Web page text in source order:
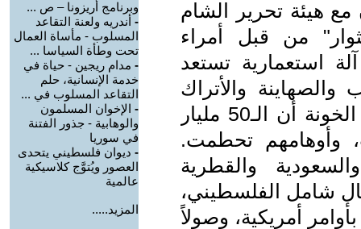
هيئة تحرير الشام
من قبل أمراء
استعمارية تستعد
والأتراك
وملوك الخليج كالنسور، سيجد هؤلاء الخونة أن الـ50 مليار
وأوهامهم تحطمت.
والقطرية
شامل الفلسطيني،
أمريكية، وصولاً
وبرنامج أريزونا – ص ...
- أندريه ولعنة التقاعد
المسلوب - مأساة العمال
تحت وطأة السياسا ...
- مدام ريجين - حياة في
خدمة الإنسانية، حلم
التقاعد المسلوب في ...
- الإخوان المسلمون
والوهابية - جذور الفتنة
في سوريا
- ديوان فلسطيني يتحدى
العصور ويُتوَّج كلاسيكية
عالمية
المزيد.....